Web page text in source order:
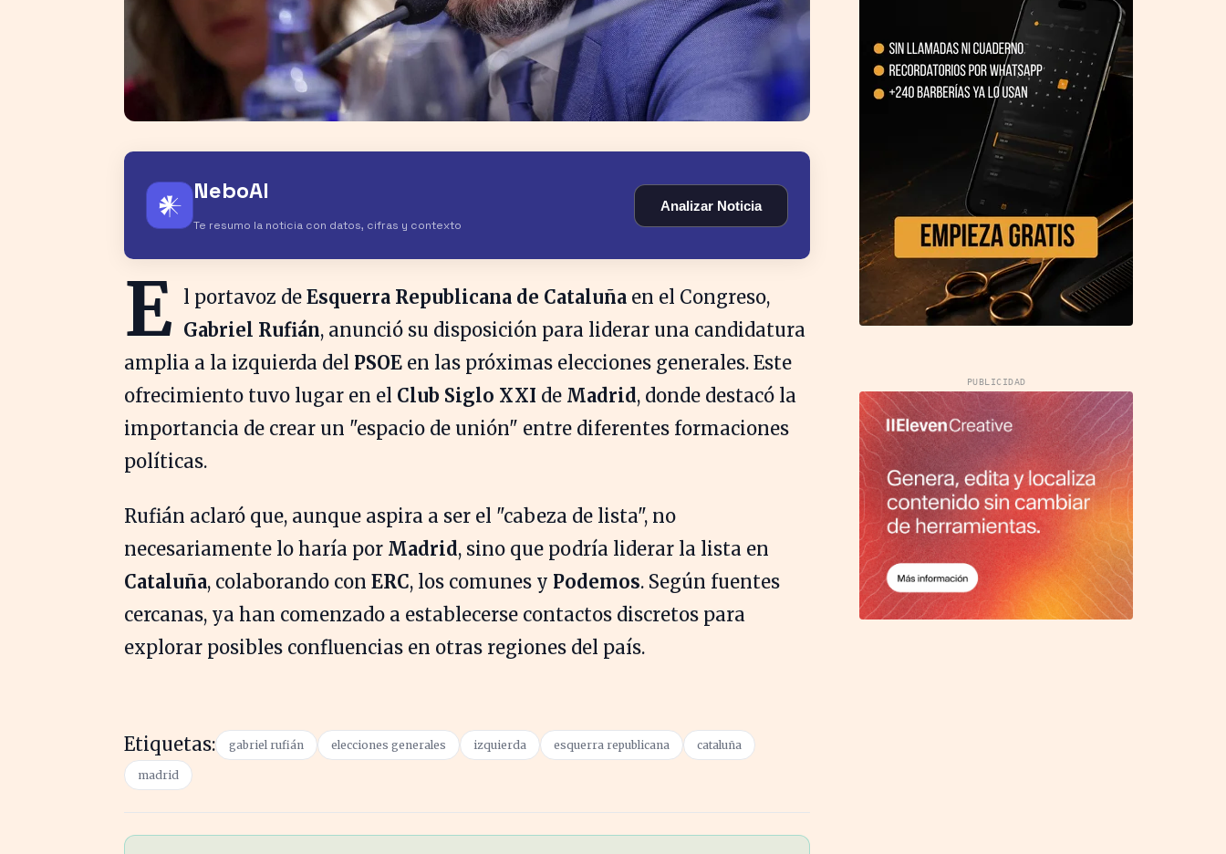
𒀭 NeboAI
Te resumo la noticia con datos, cifras y contexto
Analizar Noticia
E l portavoz de Esquerra Republicana de Cataluña en el Congreso,
Gabriel Rufián, anunció su disposición para liderar una candidatura
amplia a la izquierda del PSOE en las próximas elecciones generales. Este
ofrecimiento tuvo lugar en el Club Siglo XXI de Madrid, donde destacó la
importancia de crear un "espacio de unión" entre diferentes formaciones
políticas.
Rufián aclaró que, aunque aspira a ser el "cabeza de lista", no
necesariamente lo haría por Madrid, sino que podría liderar la lista en
Cataluña, colaborando con ERC, los comunes y Podemos. Según fuentes
cercanas, ya han comenzado a establecerse contactos discretos para
explorar posibles confluencias en otras regiones del país.
Etiquetas: gabriel rufián elecciones generales izquierda esquerra republicana cataluña
madrid
PUBLICIDAD